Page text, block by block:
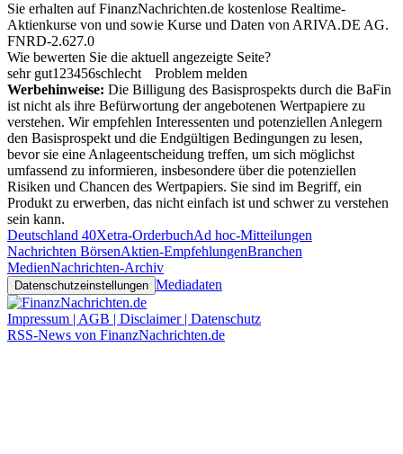
Sie erhalten auf FinanzNachrichten.de kostenlose Realtime-
Aktienkurse von und sowie Kurse und Daten von ARIVA.DE AG.
FNRD-2.627.0
Wie bewerten Sie die aktuell angezeigte Seite?
sehr gut1 23456schlecht
Problem melden
Werbehinweise: Die Billigung des Basisprospekts durch die BaFin
ist nicht als ihre Befürwortung der angebotenen Wertpapiere zu
verstehen. Wir empfehlen Interessenten und potenziellen Anlegern
den Basisprospekt und die Endgültigen Bedingungen zu lesen,
bevor sie eine Anlageentscheidung treffen, um sich möglichst
umfassend zu informieren, insbesondere über die potenziellen
Risiken und Chancen des Wertpapiers. Sie sind im Begriff, ein
Produkt zu erwerben, das nicht einfach ist und schwer zu verstehen
sein kann.
Deutschland 40Xetra-OrderbuchAd hoc-Mitteilungen
Nachrichten BörsenAktien-EmpfehlungenBranchen
MedienNachrichten-Archiv
Datenschutzeinstellungen Mediadaten
Impressum | AGB | Disclaimer | Datenschutz
RSS-News von FinanzNachrichten.de